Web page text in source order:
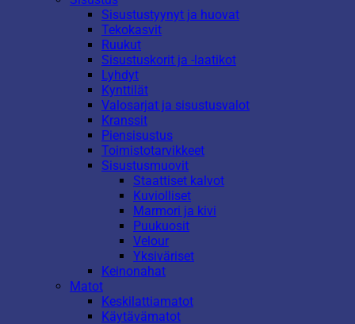
Sisustustyynyt ja huovat
Tekokasvit
Ruukut
Sisustuskorit ja -laatikot
Lyhdyt
Kynttilät
Valosarjat ja sisustusvalot
Kranssit
Piensisustus
Toimistotarvikkeet
Sisustusmuovit
Staattiset kalvot
Kuviolliset
Marmori ja kivi
Puukuosit
Velour
Yksiväriset
Keinonahat
Matot
Keskilattiamatot
Käytävämatot